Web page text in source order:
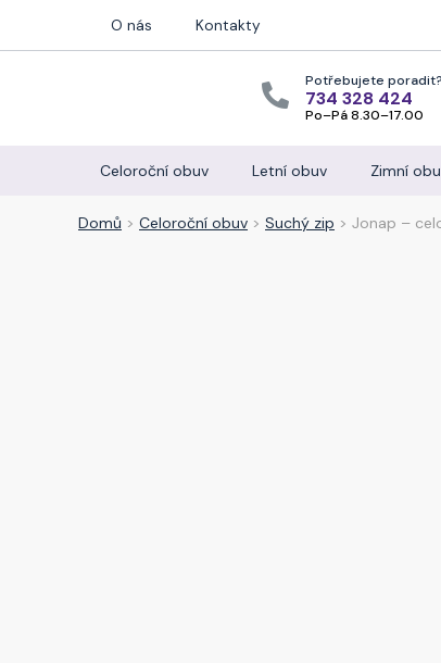
O nás Kontakty
Potřebujete poradit?
734 328 424
Po–Pá 8.30–17.00
Celoroční obuv Letní obuv Zimní
Domů >Celoroční obuv >Suchý zip > Jonap –